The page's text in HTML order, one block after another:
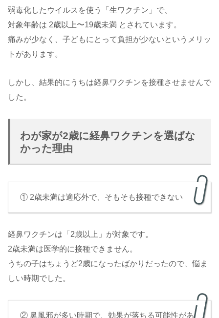
弱毒化したウイルスを使う「生ワクチン」で、
対象年齢は 2歳以上〜19歳未満 とされています。
痛みが少なく、子どもにとって負担が少ないというメリッ
トがあります。
しかし、結果的にうちは経鼻ワクチンを接種させませんで
した。
わが家が2歳に経鼻ワクチンを選ばな
かった理由
① 2歳未満は適応外で、そもそも接種できない
経鼻ワクチンは「2歳以上」が対象です。
2歳未満は医学的に接種できません。
うちの子はちょうど2歳になったばかりだったので、悩ま
しい時期でした。
② 鼻風邪が多い時期で、効果が落ちる可能性があ